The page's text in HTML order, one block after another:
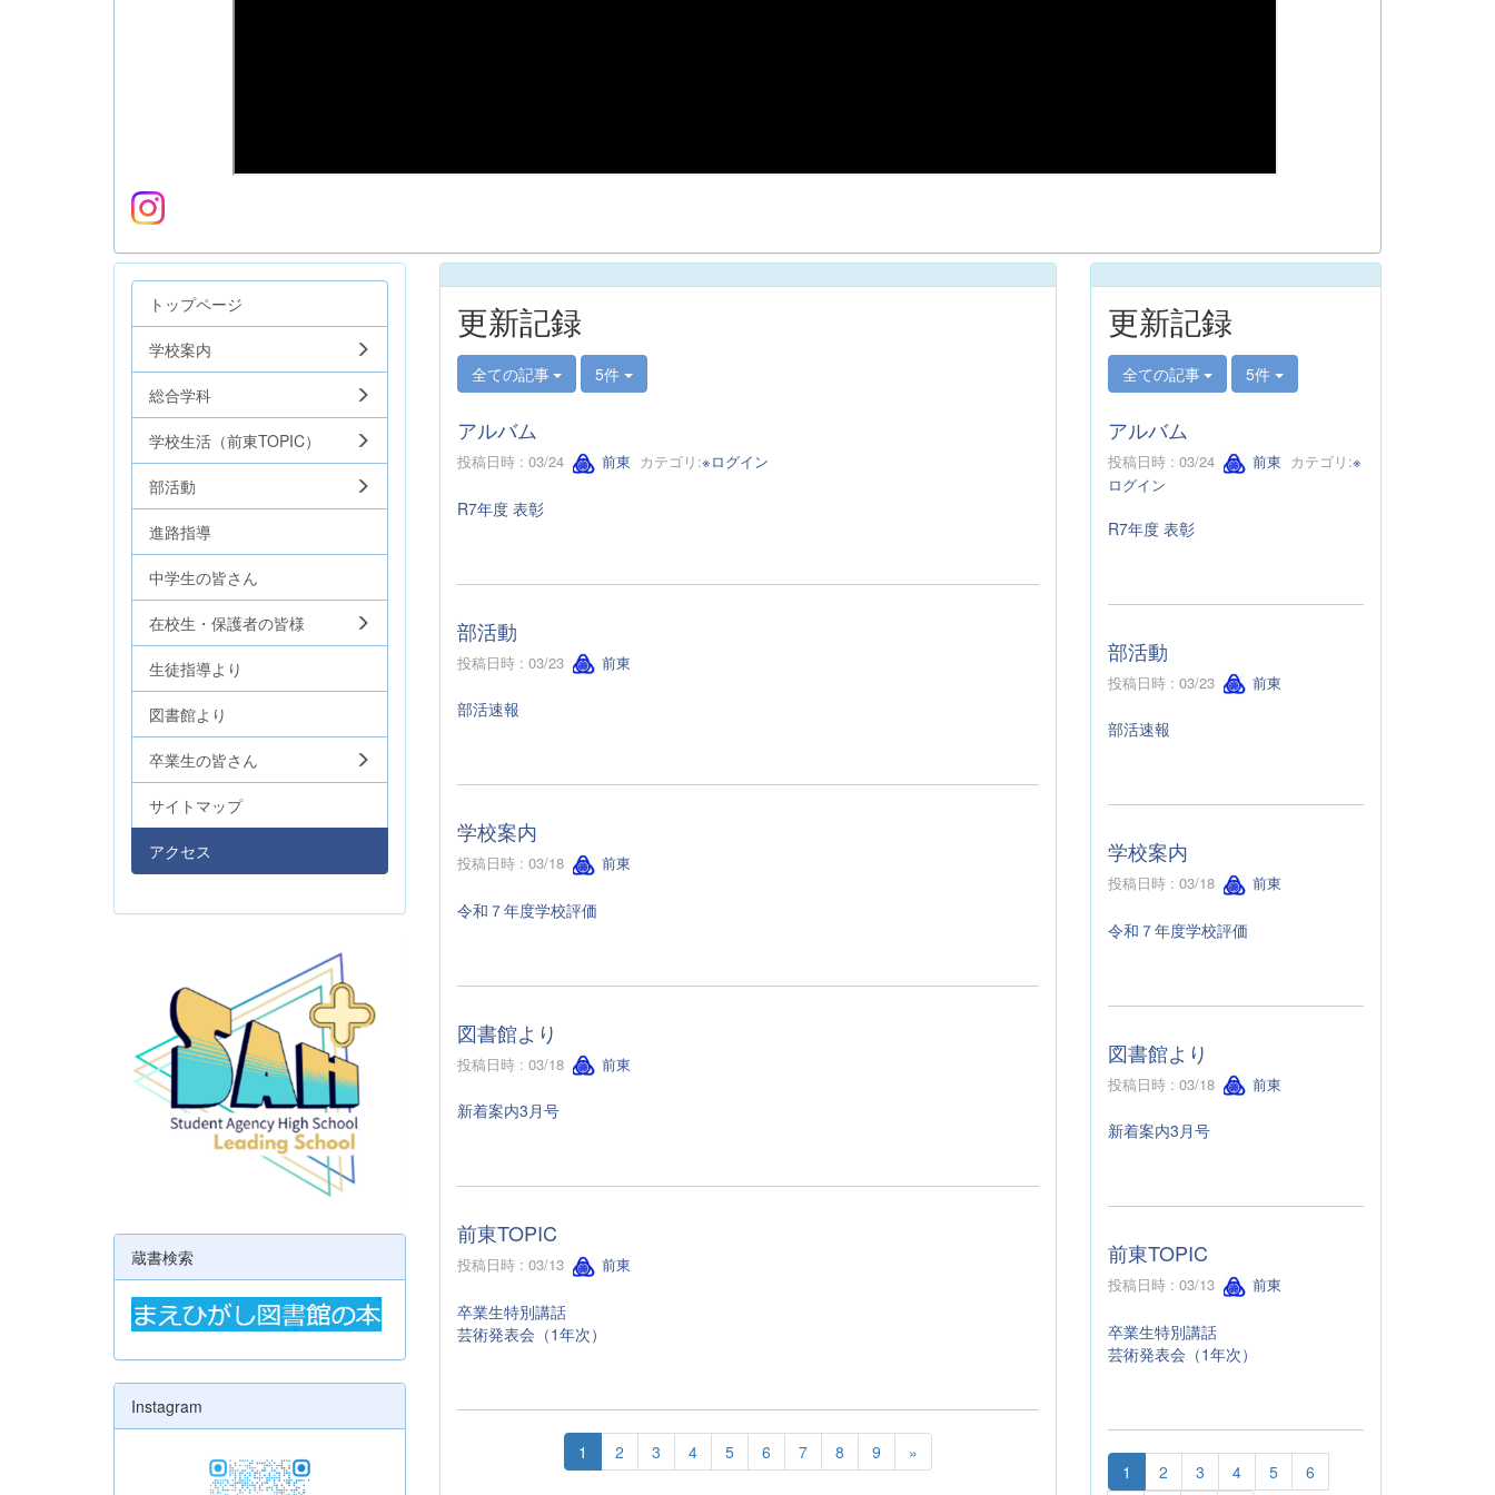
更新記録
全ての記事 5件
アルバム
投稿日時 : 03/24 前東 カテゴリ:※ログイン
R7年度 表彰
部活動
投稿日時 : 03/23 前東
部活速報
学校案内
投稿日時 : 03/18 前東
令和７年度学校評価
図書館より
投稿日時 : 03/18 前東
新着案内3月号
前東TOPIC
投稿日時 : 03/13 前東
卒業生特別講話
芸術発表会（1年次）
1 2 3 4 5 6 7 8 9 »
トップページ
学校案内
総合学科
学校生活（前東TOPIC）
部活動
進路指導
中学生の皆さん
在校生・保護者の皆様
生徒指導より
図書館より
卒業生の皆さん
サイトマップ
アクセス
蔵書検索
Instagram
更新記録
全ての記事 5件
アルバム
投稿日時 : 03/24 前東 カテゴリ:※
ログイン
R7年度 表彰
部活動
投稿日時 : 03/23 前東
部活速報
学校案内
投稿日時 : 03/18 前東
令和７年度学校評価
図書館より
投稿日時 : 03/18 前東
新着案内3月号
前東TOPIC
投稿日時 : 03/13 前東
卒業生特別講話
芸術発表会（1年次）
1 2 3 4 5
6